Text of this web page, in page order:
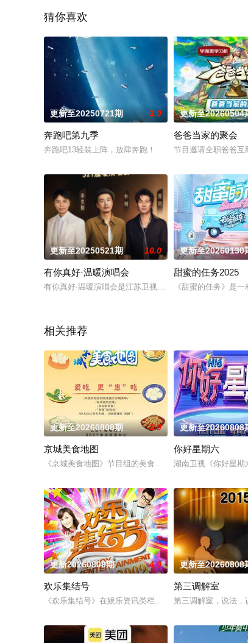
猜你喜欢
更新至20250721期 3.0
奔跑吧第九季
奔跑吧13轻装上阵，放肆奔跑！
更新至20260504
爸爸当家的聚会
节目邀请全职爸爸互
更新至20250521期 10.0
有你真好·温暖演唱会
有你真好·温暖演唱会是江苏卫视重点打造的演唱会项目
更新至20260130
甜蜜的任务2025
《甜蜜的任务》是
相关推荐
更新至20260808期 3.0
京城美食地图
《京城美食地图》节目组的美食侦探邀约行业专家和爱吃
更新至20260808
你好星期六
湖南卫视《你好星期
更新20260808期 4.0
欢乐集结号
《欢乐集结号》在娱乐资讯类栏目中一枝独秀，领跑全
更新至20260808
第三调解室
第三调解室，说法，